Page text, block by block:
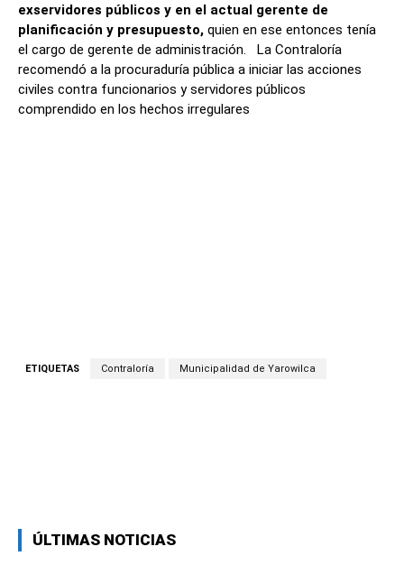
exservidores públicos y en el actual gerente de
planificación y presupuesto, quien en ese entonces tenía
el cargo de gerente de administración. La Contraloría
recomendó a la procuraduría pública a iniciar las acciones
civiles contra funcionarios y servidores públicos
comprendido en los hechos irregulares
ETIQUETAS Contraloría Municipalidad de Yarowilca
ÚLTIMAS NOTICIAS